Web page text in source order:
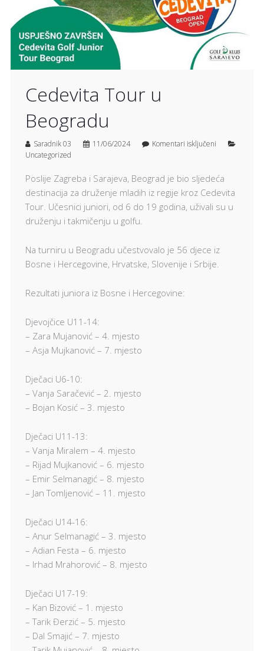
Cedevita Tour u
Beogradu
Saradnik 03 11/06/2024
Komentari isključeni
Uncategorized
Poslije Zagreba i Sarajeva, Beograd je bio sljedeća
destinacija za druženje mladih iz regije kroz Cedevita
Tour. Učesnici juniori, od 6 do 19 godina, uživali su u
druženju i takmičenju u golfu.
Na turniru u Beogradu učestvovalo je 56 djece iz
Bosne i Hercegovine, Hrvatske, Slovenije i Srbije.
Rezultati juniora iz Bosne i Hercegovine:
Djevojčice U11-14:
– Zara Mujanović – 4. mjesto
– Asja Mujkanović – 7. mjesto
Dječaci U6-10:
– Vanja Saračević – 2. mjesto
– Bojan Kosić – 3. mjesto
Dječaci U11-13:
– Vanja Miralem – 4. mjesto
– Rijad Mujkanović – 6. mjesto
– Emir Selmanagić – 8. mjesto
– Jan Tomljenović – 11. mjesto
Dječaci U14-16:
– Anur Selmanagić – 3. mjesto
– Adian Festa – 6. mjesto
– Irhad Mrahorović – 8. mjesto
Dječaci U17-19:
– Kan Bizović – 1. mjesto
– Tarik Đerzić – 5. mjesto
– Dal Smajić – 7. mjesto